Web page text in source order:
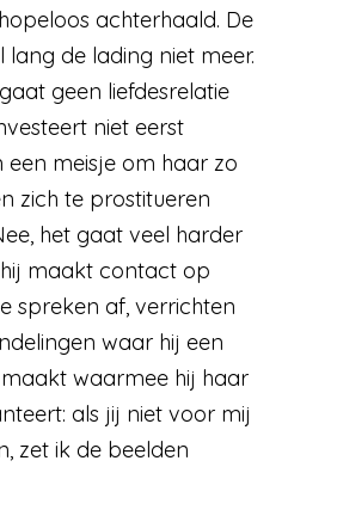
achterhaald. De
de lading niet meer.
geen liefdesrelatie
niet eerst
een meisje om haar zo
zich te prostitueren
het gaat veel harder
maakt contact op
spreken af, verrichten
waar hij een
waarmee hij haar
als jij niet voor mij
zet ik de beelden